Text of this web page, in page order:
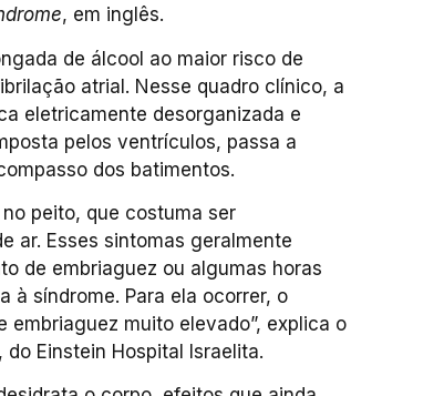
, em inglês.
de álcool ao maior risco de
atrial. Nesse quadro clínico, a
eletricamente desorganizada e
pelos ventrículos, passa a
dos batimentos.
peito, que costuma ser
ar. Esses sintomas geralmente
de embriaguez ou algumas horas
à síndrome. Para ela ocorrer, o
muito elevado”, explica o
Einstein Hospital Israelita.